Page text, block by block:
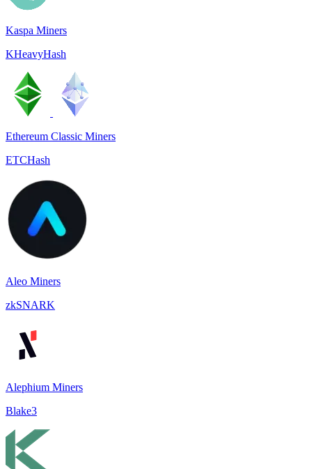
Kaspa Miners
KHeavyHash
Ethereum Classic Miners
ETCHash
Aleo Miners
zkSNARK
Alephium Miners
Blake3